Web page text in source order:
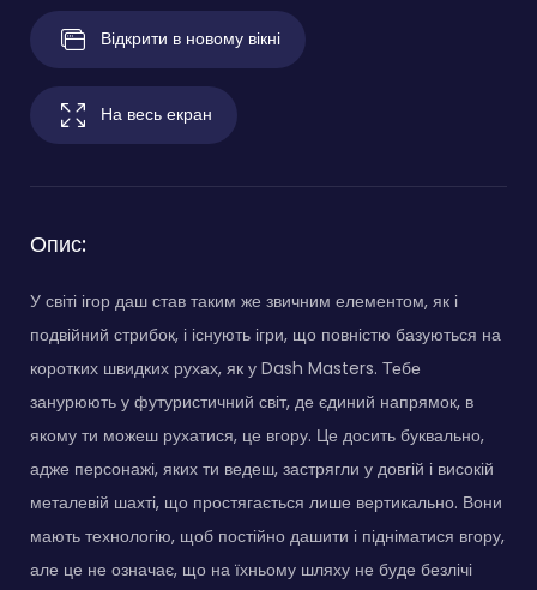
Відкрити в новому вікні
На весь екран
Опис:
У світі ігор даш став таким же звичним елементом, як і
подвійний стрибок, і існують ігри, що повністю базуються на
коротких швидких рухах, як у Dash Masters. Тебе
занурюють у футуристичний світ, де єдиний напрямок, в
якому ти можеш рухатися, це вгору. Це досить буквально,
адже персонажі, яких ти ведеш, застрягли у довгій і високій
металевій шахті, що простягається лише вертикально. Вони
мають технологію, щоб постійно дашити і підніматися вгору,
але це не означає, що на їхньому шляху не буде безлічі